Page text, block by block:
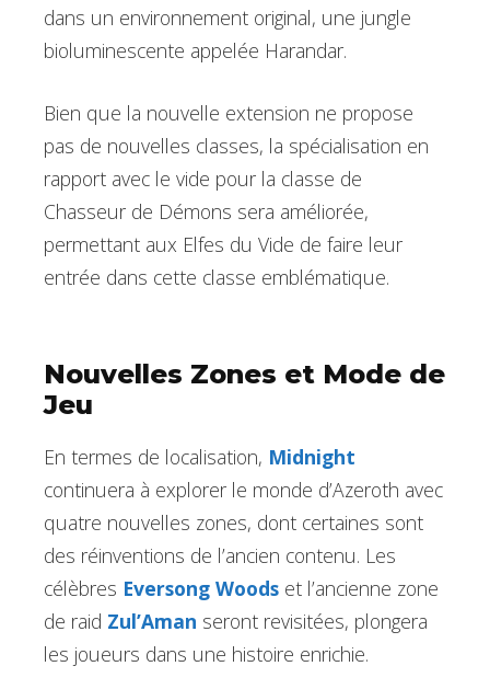
dans un environnement original, une jungle
bioluminescente appelée Harandar.
Bien que la nouvelle extension ne propose
pas de nouvelles classes, la spécialisation en
rapport avec le vide pour la classe de
Chasseur de Démons sera améliorée,
permettant aux Elfes du Vide de faire leur
entrée dans cette classe emblématique.
Nouvelles Zones et Mode de
Jeu
En termes de localisation, Midnight
continuera à explorer le monde d’Azeroth avec
quatre nouvelles zones, dont certaines sont
des réinventions de l’ancien contenu. Les
célèbres Eversong Woods et l’ancienne zone
de raid Zul’Aman seront revisitées, plongera
les joueurs dans une histoire enrichie.